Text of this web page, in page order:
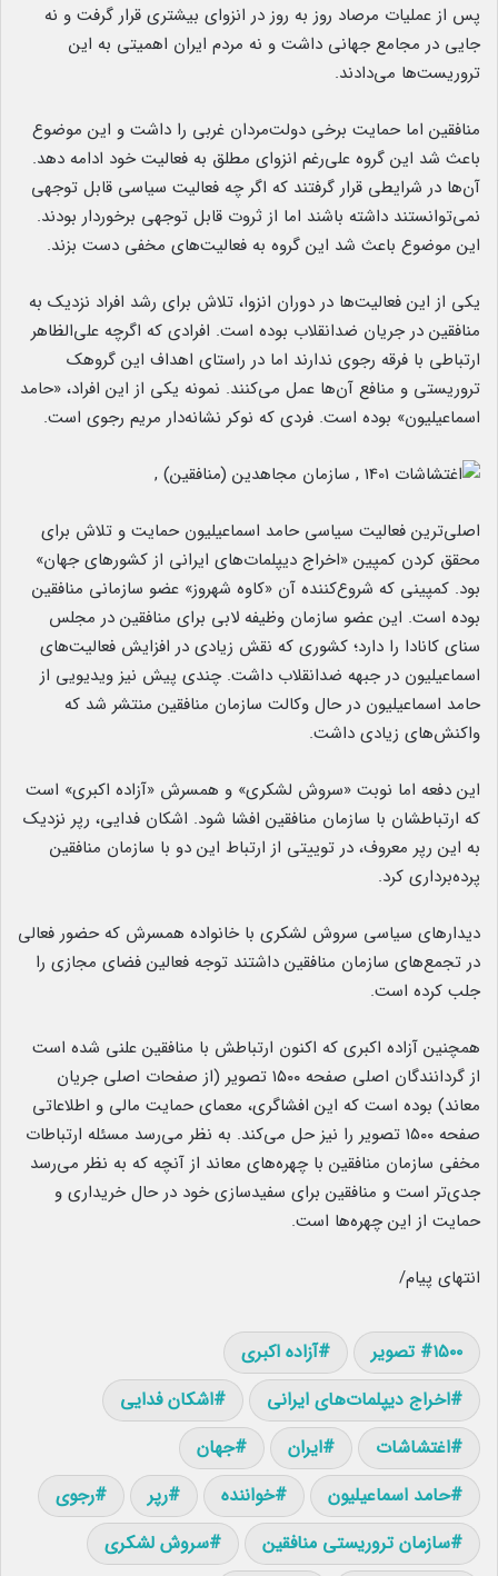
پس از عملیات مرصاد روز به روز در انزوای بیشتری قرار گرفت و نه
جایی در مجامع جهانی داشت و نه مردم ایران اهمیتی به این
تروریست‌ها می‌دادند.
منافقین اما حمایت برخی دولت‌مردان غربی را داشت و این موضوع
باعث شد این گروه علی‌رغم انزوای مطلق به فعالیت خود ادامه دهد.
آن‌ها در شرایطی قرار گرفتند که اگر چه فعالیت سیاسی قابل توجهی
نمی‌توانستند داشته باشند اما از ثروت قابل توجهی برخوردار بودند.
این موضوع باعث شد این گروه به فعالیت‌های مخفی دست بزند.
یکی از این فعالیت‌ها در دوران انزوا، تلاش برای رشد افراد نزدیک به
منافقین در جریان ضدانقلاب بوده است. افرادی که اگرچه علی‌الظاهر
ارتباطی با فرقه رجوی ندارند اما در راستای اهداف این گروهک
تروریستی و منافع آن‌ها عمل می‌کنند. نمونه یکی از این افراد، «حامد
اسماعیلیون» بوده است. فردی که نوکر نشانه‌دار مریم رجوی است.
اصلی‌ترین فعالیت سیاسی حامد اسماعیلیون حمایت و تلاش برای
محقق کردن کمپین «اخراج دیپلمات‌های ایرانی از کشورهای جهان»
بود. کمپینی که شروع‌کننده آن «کاوه شهروز» عضو سازمانی منافقین
بوده است. این عضو سازمان وظیفه لابی برای منافقین در مجلس
سنای کانادا را دارد؛ کشوری که نقش زیادی در افزایش فعالیت‌های
اسماعیلیون در جبهه ضدانقلاب داشت. چندی پیش نیز ویدیویی از
حامد اسماعیلیون در حال وکالت سازمان منافقین منتشر شد که
واکنش‌های زیادی داشت.
این دفعه اما نوبت «سروش لشکری» و همسرش «آزاده اکبری» است
که ارتباطشان با سازمان منافقین افشا شود. اشکان فدایی، رپر نزدیک
به این رپر معروف، در توییتی از ارتباط این دو با سازمان منافقین
پرده‌برداری کرد.
دیدار‌های سیاسی سروش لشکری با خانواده همسرش که حضور فعالی
در تجمع‌های سازمان منافقین داشتند توجه فعالین فضای مجازی را
جلب کرده است.
همچنین آزاده اکبری که اکنون ارتباطش با منافقین علنی شده است
از گردانندگان اصلی صفحه ۱۵۰۰ تصویر (از صفحات اصلی جریان
معاند) بوده است که این افشاگری، معمای حمایت مالی و اطلاعاتی
صفحه ۱۵۰۰ تصویر را نیز حل می‌کند. به نظر می‌رسد مسئله ارتباطات
مخفی سازمان منافقین با چهره‌های معاند از آنچه که به نظر می‌رسد
جدی‌تر است و منافقین برای سفیدسازی خود در حال خریداری و
حمایت از این چهره‌ها است.
انتهای پیام/
۱۵۰۰ تصویر
آزاده اکبری
اخراج دیپلمات‌های ایرانی
اشکان فدایی
اغتشاشات
ایران
جهان
حامد اسماعیلیون
خواننده رپر
رجوی
سازمان تروریستی منافقین
سروش لشکری